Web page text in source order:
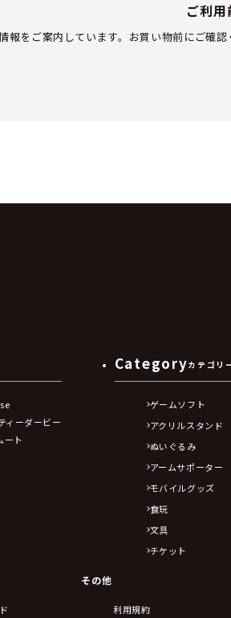
ご利
をご案内しています。お買い物前にご確認
ィーダービー
ート
Categoryカテゴリ
ゲームソフト
アクリルスタンド
ぬいぐるみ
アームサポーター
モバイルグッズ
食玩
文具
チケット
その他
利用規約